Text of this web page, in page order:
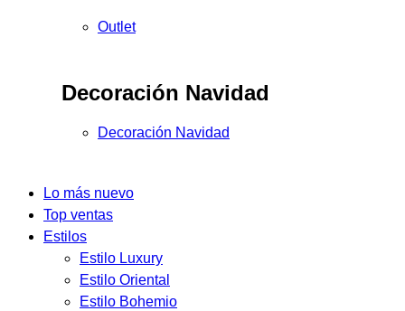
Outlet
Decoración Navidad
Decoración Navidad
Lo más nuevo
Top ventas
Estilos
Estilo Luxury
Estilo Oriental
Estilo Bohemio